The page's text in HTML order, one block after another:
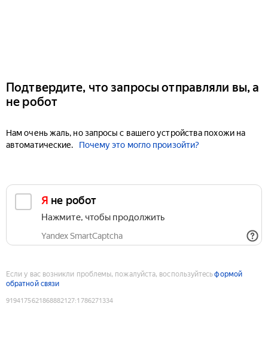
Подтвердите, что запросы отправляли вы, а
не робот
Нам очень жаль, но запросы с вашего устройства похожи на
автоматические.
Почему это могло произойти?
Я не робот
Нажмите, чтобы продолжить
Yandex SmartCaptcha
Если у вас возникли проблемы, пожалуйста, воспользуйтесьформой
обратной связи
9194175621868882127:1786271334